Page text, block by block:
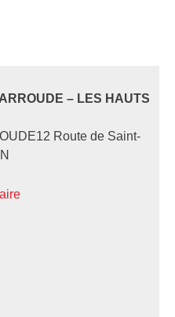
– LES HAUTS
Route de Saint-